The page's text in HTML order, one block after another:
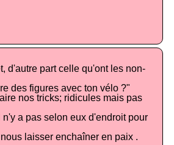
d'autre part celle qu'ont les non-
des figures avec ton vélo ?"
nos tricks; ridicules mais pas
a pas selon eux d'endroit pour
laisser enchaîner en paix .